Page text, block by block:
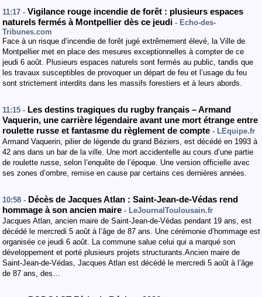
11:17 - Vigilance rouge incendie de forêt : plusieurs espaces
naturels fermés à Montpellier dès ce jeudi - Echo-des-
Tribunes.com
Face à un risque d’incendie de forêt jugé extrêmement élevé, la Ville de
Montpellier met en place des mesures exceptionnelles à compter de ce
jeudi 6 août. Plusieurs espaces naturels sont fermés au public, tandis que
les travaux susceptibles de provoquer un départ de feu et l’usage du feu
sont strictement interdits dans les massifs forestiers et à leurs abords.
11:15 - Les destins tragiques du rugby français – Armand
Vaquerin, une carrière légendaire avant une mort étrange entre
roulette russe et fantasme du règlement de compte - LEquipe.fr
Armand Vaquerin, pilier de légende du grand Béziers, est décédé en 1993 à
42 ans dans un bar de la ville. Une mort accidentelle au cours d’une partie
de roulette russe, selon l’enquête de l’époque. Une version officielle avec
ses zones d’ombre, remise en cause par certains ces dernières années.
10:58 - Décès de Jacques Atlan : Saint-Jean-de-Védas rend
hommage à son ancien maire - LeJournalToulousain.fr
Jacques Atlan, ancien maire de Saint-Jean-de-Védas pendant 19 ans, est
décédé le mercredi 5 août à l’âge de 87 ans. Une cérémonie d’hommage est
organisée ce jeudi 6 août. La commune salue celui qui a marqué son
développement et porté plusieurs projets structurants.Ancien maire de
Saint-Jean-de-Védas, Jacques Atlan est décédé le mercredi 5 août à l’âge
de 87 ans, des…